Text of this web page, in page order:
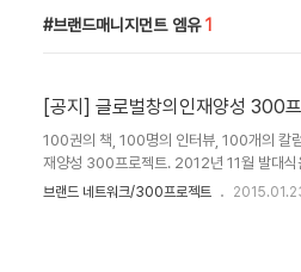
브랜드매니지먼트 엠유 1
[공지] 글로벌창의인재양성 300
100권의 책, 100명의 인터뷰, 100개의 칼
재양성 300프로젝트. 2012년 11월 발대식
올해도 300프로젝트의 힘찬 도약을 위해
브랜드 네트워크/300프로젝트